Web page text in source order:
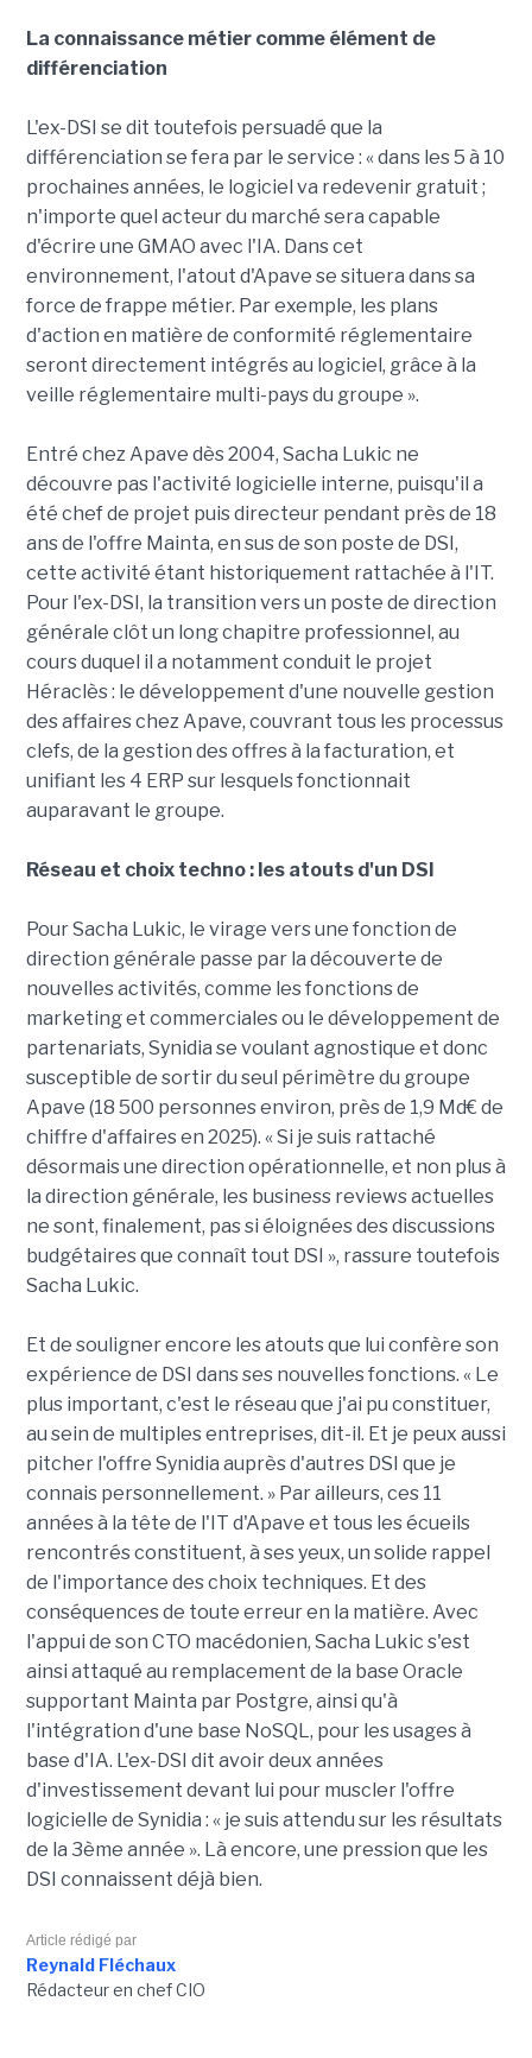
La connaissance métier comme élément de
différenciation
L'ex-DSI se dit toutefois persuadé que la
différenciation se fera par le service : « dans les 5 à 10
prochaines années, le logiciel va redevenir gratuit ;
n'importe quel acteur du marché sera capable
d'écrire une GMAO avec l'IA. Dans cet
environnement, l'atout d'Apave se situera dans sa
force de frappe métier. Par exemple, les plans
d'action en matière de conformité réglementaire
seront directement intégrés au logiciel, grâce à la
veille réglementaire multi-pays du groupe ».
Entré chez Apave dès 2004, Sacha Lukic ne
découvre pas l'activité logicielle interne, puisqu'il a
été chef de projet puis directeur pendant près de 18
ans de l'offre Mainta, en sus de son poste de DSI,
cette activité étant historiquement rattachée à l'IT.
Pour l'ex-DSI, la transition vers un poste de direction
générale clôt un long chapitre professionnel, au
cours duquel il a notamment conduit le projet
Héraclès : le développement d'une nouvelle gestion
des affaires chez Apave, couvrant tous les processus
clefs, de la gestion des offres à la facturation, et
unifiant les 4 ERP sur lesquels fonctionnait
auparavant le groupe.
Réseau et choix techno : les atouts d'un DSI
Pour Sacha Lukic, le virage vers une fonction de
direction générale passe par la découverte de
nouvelles activités, comme les fonctions de
marketing et commerciales ou le développement de
partenariats, Synidia se voulant agnostique et donc
susceptible de sortir du seul périmètre du groupe
Apave (18 500 personnes environ, près de 1,9 Md€ de
chiffre d'affaires en 2025). « Si je suis rattaché
désormais une direction opérationnelle, et non plus à
la direction générale, les business reviews actuelles
ne sont, finalement, pas si éloignées des discussions
budgétaires que connaît tout DSI », rassure toutefois
Sacha Lukic.
Et de souligner encore les atouts que lui confère son
expérience de DSI dans ses nouvelles fonctions. « Le
plus important, c'est le réseau que j'ai pu constituer,
au sein de multiples entreprises, dit-il. Et je peux aussi
pitcher l'offre Synidia auprès d'autres DSI que je
connais personnellement. » Par ailleurs, ces 11
années à la tête de l'IT d'Apave et tous les écueils
rencontrés constituent, à ses yeux, un solide rappel
de l'importance des choix techniques. Et des
conséquences de toute erreur en la matière. Avec
l'appui de son CTO macédonien, Sacha Lukic s'est
ainsi attaqué au remplacement de la base Oracle
supportant Mainta par Postgre, ainsi qu'à
l'intégration d'une base NoSQL, pour les usages à
base d'IA. L'ex-DSI dit avoir deux années
d'investissement devant lui pour muscler l'offre
logicielle de Synidia : « je suis attendu sur les résultats
de la 3ème année ». Là encore, une pression que les
DSI connaissent déjà bien.
Article rédigé par
Reynald Fléchaux
Rédacteur en chef CIO